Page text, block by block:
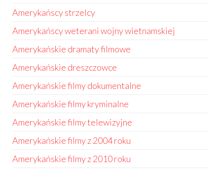
Amerykańscy strzelcy
Amerykańscy weterani wojny wietnamskiej
Amerykańskie dramaty filmowe
Amerykańskie dreszczowce
Amerykańskie filmy dokumentalne
Amerykańskie filmy kryminalne
Amerykańskie filmy telewizyjne
Amerykańskie filmy z 2004 roku
Amerykańskie filmy z 2010 roku